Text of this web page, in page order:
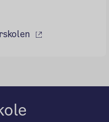
lenke)
lenke)
(ekstern lenke)